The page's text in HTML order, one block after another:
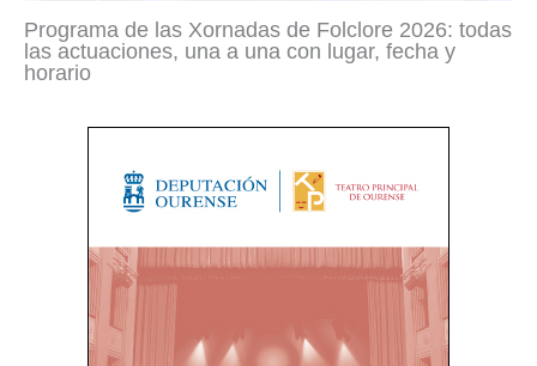
Programa de las Xornadas de Folclore 2026: todas
las actuaciones, una a una con lugar, fecha y
horario